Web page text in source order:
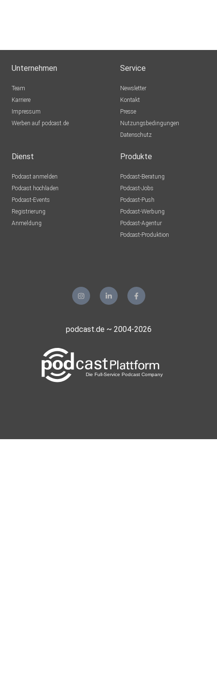
Unternehmen
Team
Karriere
Impressum
Werben auf podcast.de
Service
Newsletter
Kontakt
Presse
Nutzungsbedingungen
Datenschutz
Dienst
Podcast anmelden
Podcast hochladen
Podcast-Events
Registrierung
Anmeldung
Produkte
Podcast-Beratung
Podcast-Jobs
Podcast-Push
Podcast-Werbung
Podcast-Agentur
Podcast-Produktion
podcast.de ~ 2004-2026